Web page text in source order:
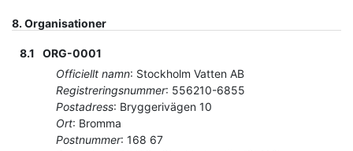
8. Organisationer
8.1
ORG-0001
Officiellt namn: Stockholm Vatten AB
Registreringsnummer: 556210-6855
Postadress: Bryggerivägen 10
Ort: Bromma
Postnummer: 168 67